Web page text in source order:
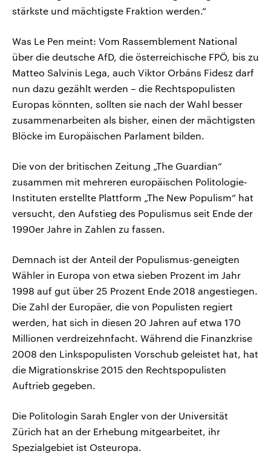
stärkste und mächtigste Fraktion werden.“
Was Le Pen meint: Vom Rassemblement National
über die deutsche AfD, die österreichische FPÖ, bis zu
Matteo Salvinis Lega, auch Viktor Orbáns Fidesz darf
nun dazu gezählt werden – die Rechtspopulisten
Europas könnten, sollten sie nach der Wahl besser
zusammenarbeiten als bisher, einen der mächtigsten
Blöcke im Europäischen Parlament bilden.
Die von der britischen Zeitung „The Guardian“
zusammen mit mehreren europäischen Politologie-
Instituten erstellte Plattform „The New Populism“ hat
versucht, den Aufstieg des Populismus seit Ende der
1990er Jahre in Zahlen zu fassen.
Demnach ist der Anteil der Populismus-geneigten
Wähler in Europa von etwa sieben Prozent im Jahr
1998 auf gut über 25 Prozent Ende 2018 angestiegen.
Die Zahl der Europäer, die von Populisten regiert
werden, hat sich in diesen 20 Jahren auf etwa 170
Millionen verdreizehnfacht. Während die Finanzkrise
2008 den Linkspopulisten Vorschub geleistet hat, hat
die Migrationskrise 2015 den Rechtspopulisten
Auftrieb gegeben.
Die Politologin Sarah Engler von der Universität
Zürich hat an der Erhebung mitgearbeitet, ihr
Spezialgebiet ist Osteuropa.